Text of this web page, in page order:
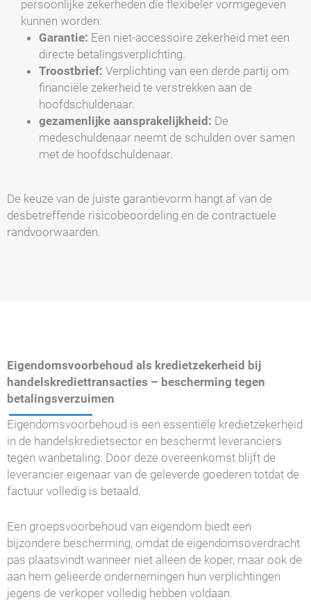
persoonlijke zekerheden die flexibeler vormgegeven
kunnen worden:
Garantie: Een niet-accessoire zekerheid met een
directe betalingsverplichting.
Troostbrief: Verplichting van een derde partij om
financiële zekerheid te verstrekken aan de
hoofdschuldenaar.
gezamenlijke aansprakelijkheid: De
medeschuldenaar neemt de schulden over samen
met de hoofdschuldenaar.
De keuze van de juiste garantievorm hangt af van de
desbetreffende risicobeoordeling en de contractuele
randvoorwaarden.
Eigendomsvoorbehoud als kredietzekerheid bij
handelskrediettransacties – bescherming tegen
betalingsverzuimen
Eigendomsvoorbehoud is een essentiële kredietzekerheid
in de handelskredietsector en beschermt leveranciers
tegen wanbetaling. Door deze overeenkomst blijft de
leverancier eigenaar van de geleverde goederen totdat de
factuur volledig is betaald.
Een groepsvoorbehoud van eigendom biedt een
bijzondere bescherming, omdat de eigendomsoverdracht
pas plaatsvindt wanneer niet alleen de koper, maar ook de
aan hem gelieerde ondernemingen hun verplichtingen
jegens de verkoper volledig hebben voldaan.